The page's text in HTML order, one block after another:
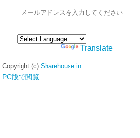
Translate
Copyright (c) Sharehouse.in
PC版で閲覧